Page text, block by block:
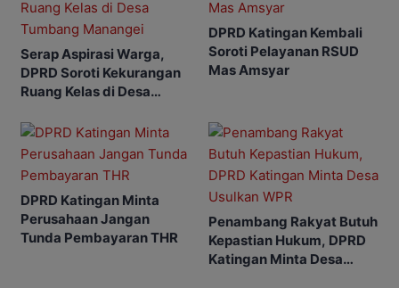
Serap Aspirasi Warga,
DPRD Soroti Kekurangan
Ruang Kelas di Desa
DPRD Katingan Kembali
Soroti Pelayanan RSUD
Mas Amsyar
DPRD Katingan Minta
Perusahaan Jangan
Tunda Pembayaran THR
Penambang Rakyat Butuh
Kepastian Hukum, DPRD
Katingan Minta Desa